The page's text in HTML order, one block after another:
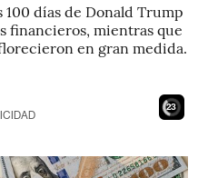
días de Donald Trump
financieros, mientras que
en gran medida.
21